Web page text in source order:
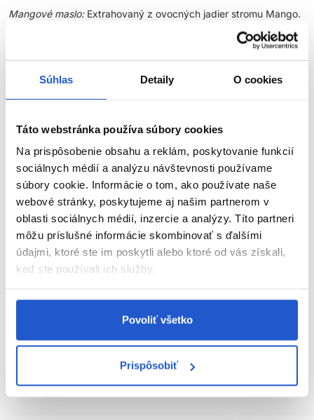
Súhlas Detaily O cookies
Táto webstránka používa súbory cookies
Na prispôsobenie obsahu a reklám, poskytovanie funkcií
sociálnych médií a analýzu návštevnosti používame
súbory cookie. Informácie o tom, ako používate naše
webové stránky, poskytujeme aj našim partnerom v
oblasti sociálnych médií, inzercie a analýzy. Títo partneri
môžu príslušné informácie skombinovať s ďalšími
údajmi, ktoré ste im poskytli alebo ktoré od vás získali,
keď ste používali ich služby.
Povoliť všetko
Prispôsobiť
Mangové maslo:Extrahovaný z ovocných jadier stromu Mango.
Zmes marhuľových a jojobových olejov:
vitamíny a živiny, ktoré vyživujú a posilňujú vlasy.
Stylingové tipy:
Ak chcete maximalizovať textúru a vlny, natočte vlhké vlasy
do veľký
ZOBRAZIŤ VIAC
Parametre
Video
SÚVISIACE PRODUKTY